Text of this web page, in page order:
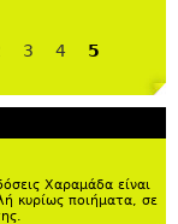
3 4 5
Χαραμάδα είναι
κυρίως ποιήματα, σε